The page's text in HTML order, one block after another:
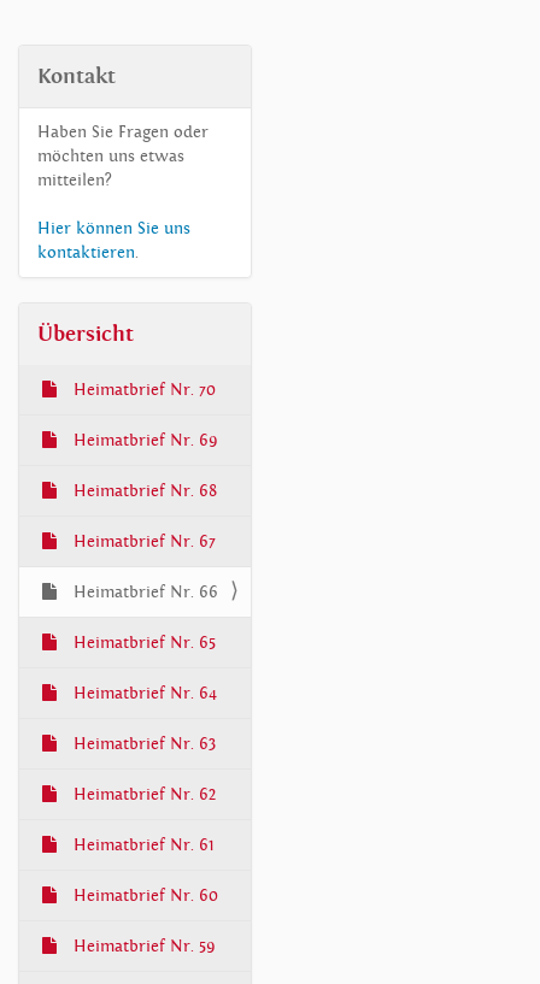
Kontakt
Haben Sie Fragen oder
möchten uns etwas
mitteilen?
Hier können Sie uns
kontaktieren.
Übersicht
Heimatbrief Nr. 70
Heimatbrief Nr. 69
Heimatbrief Nr. 68
Heimatbrief Nr. 67
Heimatbrief Nr. 66
Heimatbrief Nr. 65
Heimatbrief Nr. 64
Heimatbrief Nr. 63
Heimatbrief Nr. 62
Heimatbrief Nr. 61
Heimatbrief Nr. 60
Heimatbrief Nr. 59